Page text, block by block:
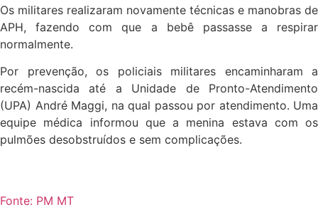
Os militares realizaram novamente técnicas e manobras de
APH, fazendo com que a bebê passasse a respirar
normalmente.
Por prevenção, os policiais militares encaminharam a
recém-nascida até a Unidade de Pronto-Atendimento
(UPA) André Maggi, na qual passou por atendimento. Uma
equipe médica informou que a menina estava com os
pulmões desobstruídos e sem complicações.
Fonte: PM MT